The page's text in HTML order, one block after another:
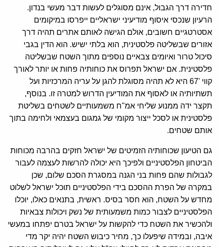
חדירה דרך הגבול, אינם מסוגלים לעשות דבר מעשי בנדון.
הרעיון שנכסי איסוף מודיעיני ישראליים ייפרסו במיקומים
אסטרטגיים חשובים, אולם הגישה לאותם אתרים תהיה דרך
אזורים שבשליטה פלסטינית, הוא בלתי ישיש. הוא הדין בגבי
סיכול טרור ואיומים צבאיים נוספים מתוך השטח שבשליטה
פלסטינית. אם ישראל תפרוס את כוחותיה פחות או יותר לאורך
קווי '67 היא לא תהיה מסוגלת להגן על עריה המרכזיות ועל
תשתיותיה או לאסוף את המודיעין הדרוש למטרה זו. בנוסף,
תקצר ידה ממנוע שליחי אמ"ח משמעותיים לשטחים בשליטת
פלסטינית או לסכל ייצור מקומי של גמגום בעצמאי ולחימה בתוך
אותם שטחים.
גם הטיעון שכוחותיה הזמיטים של ישראל חזקים בהרבה מכוחות
הביטחון הפלסטיניים ולפיכך היא יכולה להרשות לעצמה לעבור
לגבולות שהם פחות בני הגנה במסגרת הסכם שלום, שכן
במקרה של הפרת ההסכם בידי הפלסטיניים תוכל ישראל לשלוט
מחדש על השטח, הוא חסר בסיס. ראשית, בתנאים כאלו, יוכלו
הפלסטיניים לצבור כמות משמעותית של נשק ויכולות צבאיות
ולהכשיר את השטח כדי להקשות על ישראל בטרם יפתחו במעשי
איבה, ובמידה שיפעלו כך, מחיר כיבוש השטח יהיה יקר מדי